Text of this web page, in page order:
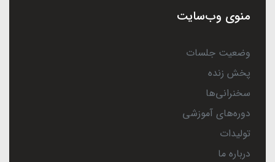
منوی وب‌سایت
وضعیت جلسات
پخش زنده
سخنرانی‌ها
دوره‌های آموزشی
تولیدات
درباره ما